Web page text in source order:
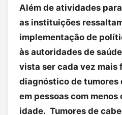
Além de atividades
as instituições
implementação de
às autoridades de
vista ser cada vez mais
diagnóstico de tumores
em pessoas com menos
idade. Tumores de